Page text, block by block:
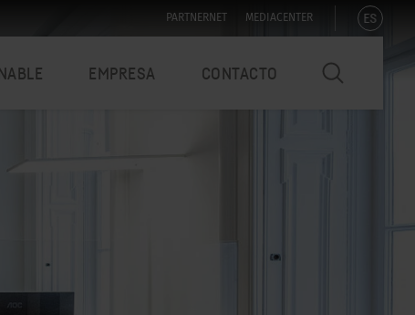
PARTNERNET MEDIACENTER ES
EMPRESA CONTACTO